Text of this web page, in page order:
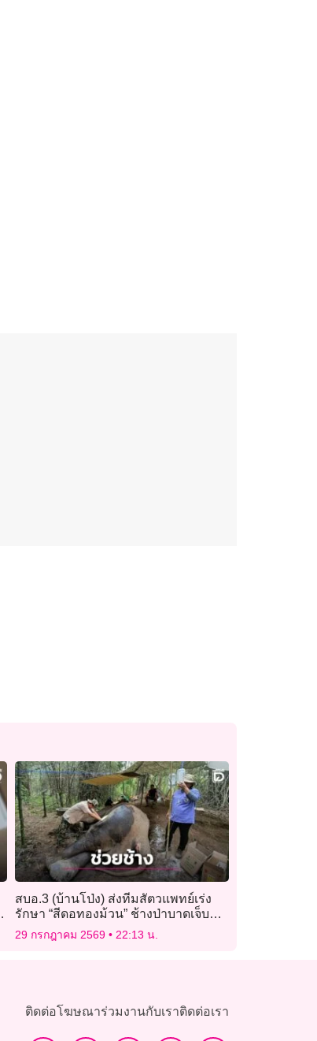
สบอ.3 (บ้านโป่ง) ส่งทีมสัตวแพทย์เร่ง
รักษา “สีดอทองม้วน” ช้างป่าบาดเจ็บที่
บ่อพลอย คาดสู้กันเองในโขลง
29 กรกฎาคม 2569 22:13 น.
ติดต่อโฆษณาร่วมงานกับเราติดต่อเรา